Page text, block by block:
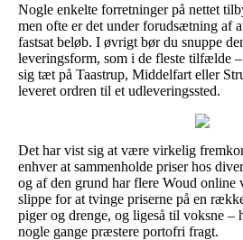
Nogle enkelte forretninger på nettet
men ofte er det under forudsætning af
fastsat beløb. I øvrigt bør du snuppe
leveringsform, som i de fleste tilfælde
sig tæt på Taastrup, Middelfart eller
leveret ordren til et udleveringssted.
Det har vist sig at være virkelig
enhver at sammenholde priser hos
og af den grund har flere Woud online
slippe for at tvinge priserne på en
piger og drenge, og ligeså til voksne –
nogle gange præstere portofri fragt.